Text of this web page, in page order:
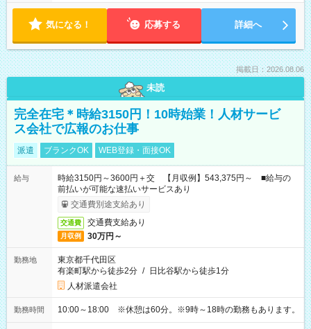
気になる！ 応募する 詳細へ
掲載日：2026.08.06
未読
完全在宅＊時給3150円！10時始業！人材サービ
ス会社で広報のお仕事
派遣 ブランクOK WEB登録・面接OK
給与
時給3150円～3600円＋交 【月収例】543,375円～ ■給与の
前払いが可能な速払いサービスあり
交通費別途支給あり
交通費 交通費支給あり
月収例 30万円～
勤務地
東京都千代田区
有楽町駅から徒歩2分 / 日比谷駅から徒歩1分
人材派遣会社
勤務時間 10:00～18:00 ※休憩は60分。※9時～18時の勤務もあります。